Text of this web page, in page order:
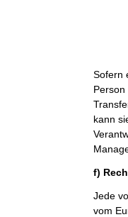
Sofern
kann
f)
Jede
vom